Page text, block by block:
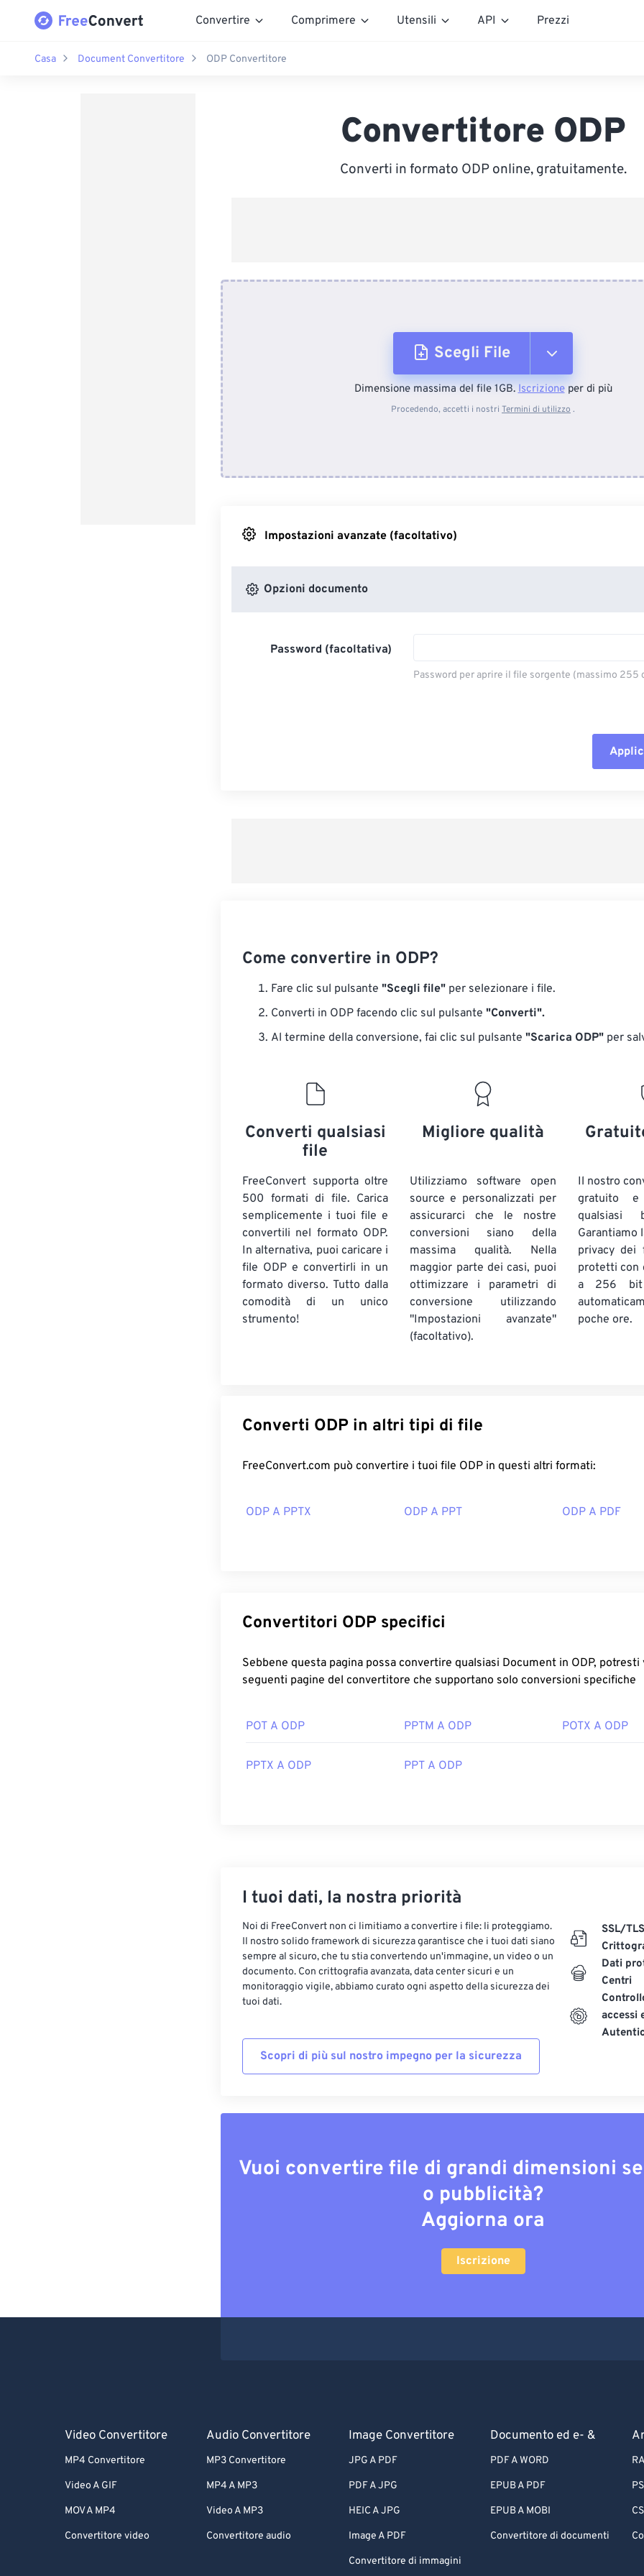
Convertire Comprimere Utensili API Prezzi
Casa Document Convertitore ODP Convertitore
Convertitore ODP
Converti in formato ODP online, gratuitamente.
Scegli File
Dal dispositivo
Dimensione massima del file 1GB.Iscrizioneper di più
Procedendo, accetti i nostri Termini di utilizzo .
Impostazioni avanzate (facoltativo)
Opzioni documento
Password (facoltativa)
Password per aprire il file sorgente (massimo 255
Come convertire in ODP?
Fare clic sul pulsante "Scegli file" per selezionare i file.
Converti in ODP facendo clic sul pulsante "Converti".
Al termine della conversione, fai clic sul pulsante "Scarica ODP" per
Converti qualsiasi
file
FreeConvert supporta oltre
500 formati di file. Carica
semplicemente i tuoi file e
convertili nel formato ODP.
In alternativa, puoi caricare i
file ODP e convertirli in un
formato diverso. Tutto dalla
comodità di un unico
strumento!
Migliore qualità
Utilizziamo software open
source e personalizzati per
assicurarci che le nostre
conversioni siano della
massima qualità. Nella
maggior parte dei casi, puoi
ottimizzare i parametri di
conversione utilizzando
"Impostazioni avanzate"
(facoltativo).
Il nostro
gratuito
qualsiasi
Garantiamo
privacy
protetti con
a 256 bit
poche ore.
Converti ODP in altri tipi di file
FreeConvert.com può convertire i tuoi file ODP in questi altri formati:
ODP A PPTX ODP A PPT ODP A PDF
Convertitori ODP specifici
Sebbene questa pagina possa convertire qualsiasi Document in ODP, potresti voler visitare le
seguenti pagine del convertitore che supportano solo conversioni specifiche
POT A ODP PPTM A ODP POTX A ODP
PPTX A ODP PPT A ODP
I tuoi dati, la nostra priorità
Noi di FreeConvert non ci limitiamo a convertire i file: li proteggiamo.
Il nostro solido framework di sicurezza garantisce che i tuoi dati siano
sempre al sicuro, che tu stia convertendo un'immagine, un video o un
documento. Con crittografia avanzata, data center sicuri e un
monitoraggio vigile, abbiamo curato ogni aspetto della sicurezza dei
tuoi dati.
Scopri di più sul nostro impegno per la sicurezza
SSL/TLS
Dati
Centri
accessi
Vuoi convertire file di grandi dimensioni
o pubblicità?
Aggiorna ora
Iscrizione
Video Convertitore
MP4 Convertitore
Video A GIF
MOV A MP4
Convertitore video
Audio Convertitore
MP3 Convertitore
MP4 A MP3
Video A MP3
Convertitore audio
Image Convertitore
JPG A PDF
PDF A JPG
HEIC A JPG
Image A PDF
Convertitore di immagini
Documento ed e- &
PDF A WORD
EPUB A PDF
EPUB A MOBI
Convertitore di documenti